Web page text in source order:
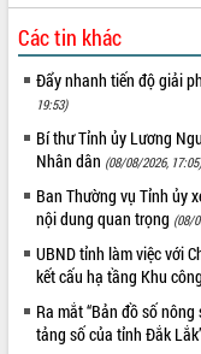
Các tin khác
Đẩy nhanh tiến độ giải
19:53)
Bí thư Tỉnh ủy Lương
Nhân dân (08/08/2026,
Ban Thường vụ Tỉnh ủy
nội dung quan trọng (08/
UBND tỉnh làm việc với
kết cấu hạ tầng Khu
Ra mắt “Bản đồ số
tảng số của tỉnh Đắk